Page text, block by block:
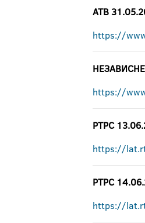
АТВ
https://
https://
РТРС
https://
РТРС
https://